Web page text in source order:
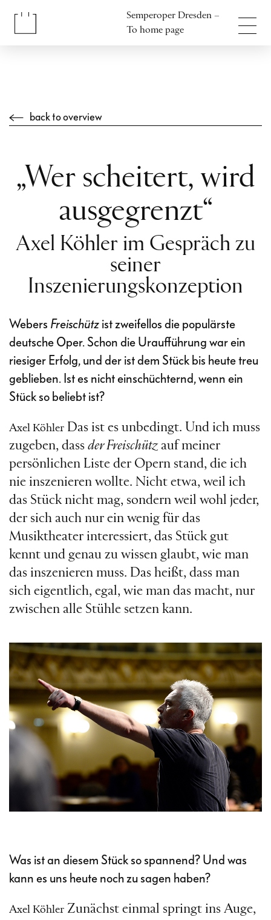
Semperoper Dresden –
To home page
back to overview
„Wer scheitert, wird
ausgegrenzt“
Axel Köhler im Gespräch zu
seiner
Inszenierungskonzeption
Webers Freischütz ist zweifellos die populärste
deutsche Oper. Schon die Uraufführung war ein
riesiger Erfolg, und der ist dem Stück bis heute treu
geblieben. Ist es nicht einschüchternd, wenn ein
Stück so beliebt ist?
Axel Köhler Das ist es unbedingt. Und ich muss
zugeben, dass der Freischützauf meiner
persönlichen Liste der Opern stand, die ich
nie inszenieren wollte. Nicht etwa, weil ich
das Stück nicht mag, sondern weil wohl jeder,
der sich auch nur ein wenig für das
Musiktheater interessiert, das Stück gut
kennt und genau zu wissen glaubt, wie man
das inszenieren muss. Das heißt, dass man
sich eigentlich, egal, wie man das macht, nur
zwischen alle Stühle setzen kann.
Was ist an diesem Stück so spannend? Und was
kann es uns heute noch zu sagen haben?
Axel Köhler Zunächst einmal springt ins Auge,